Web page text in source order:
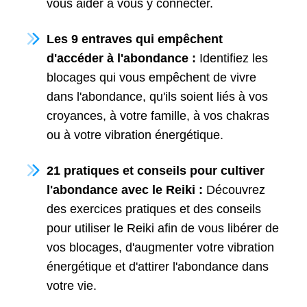
vous aider à vous y connecter.
Les 9 entraves qui empêchent
d'accéder à l'abondance : Identifiez les
blocages qui vous empêchent de vivre
dans l'abondance, qu'ils soient liés à vos
croyances, à votre famille, à vos chakras
ou à votre vibration énergétique.
21 pratiques et conseils pour cultiver
l'abondance avec le Reiki : Découvrez
des exercices pratiques et des conseils
pour utiliser le Reiki afin de vous libérer de
vos blocages, d'augmenter votre vibration
énergétique et d'attirer l'abondance dans
votre vie.